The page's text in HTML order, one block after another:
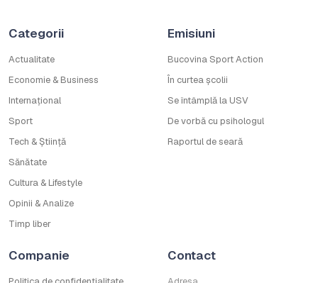
Categorii
Actualitate
Economie & Business
Internațional
Sport
Tech & Știință
Sănătate
Cultura & Lifestyle
Opinii & Analize
Timp liber
Emisiuni
Bucovina Sport Action
În curtea școlii
Se întâmplă la USV
De vorbă cu psihologul
Raportul de seară
Companie Contact